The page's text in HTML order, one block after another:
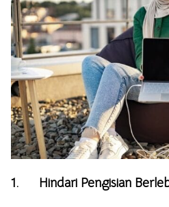
1. Hindari Pengisian